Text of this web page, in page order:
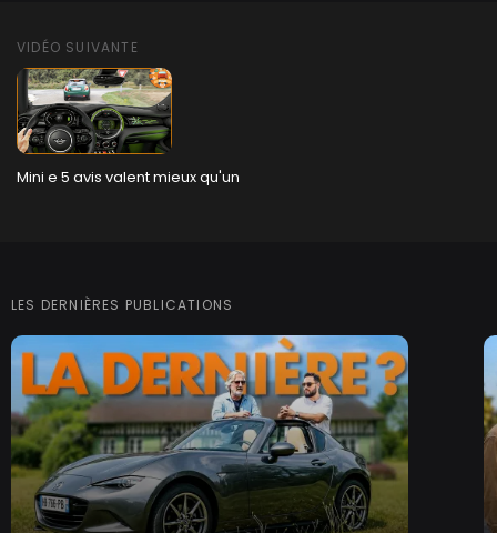
VIDÉO SUIVANTE
Mini e 5 avis valent mieux qu'un
LES DERNIÈRES PUBLICATIONS